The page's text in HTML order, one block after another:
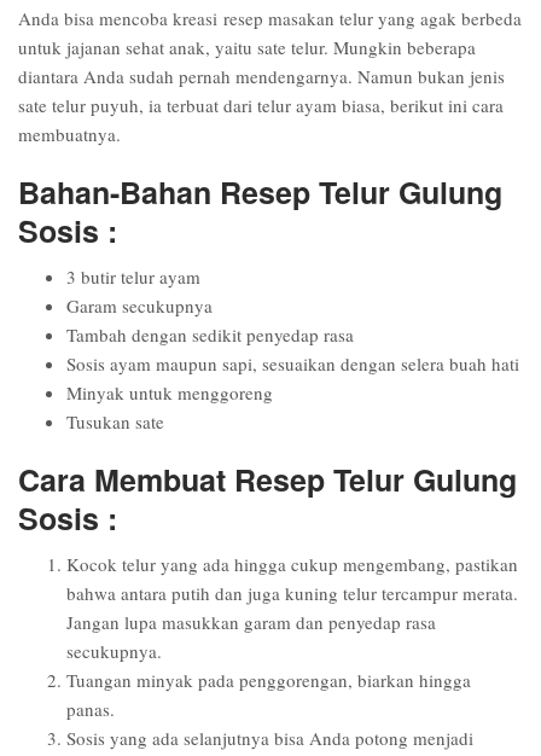
Anda bisa mencoba kreasi resep masakan telur yang agak berbeda
untuk jajanan sehat anak, yaitu sate telur. Mungkin beberapa
diantara Anda sudah pernah mendengarnya. Namun bukan jenis
sate telur puyuh, ia terbuat dari telur ayam biasa, berikut ini cara
membuatnya.
Bahan-Bahan Resep Telur Gulung
Sosis :
3 butir telur ayam
Garam secukupnya
Tambah dengan sedikit penyedap rasa
Sosis ayam maupun sapi, sesuaikan dengan selera buah hati
Minyak untuk menggoreng
Tusukan sate
Cara Membuat Resep Telur Gulung
Sosis :
Kocok telur yang ada hingga cukup mengembang, pastikan
bahwa antara putih dan juga kuning telur tercampur merata.
Jangan lupa masukkan garam dan penyedap rasa
secukupnya.
Tuangan minyak pada penggorengan, biarkan hingga
panas.
Sosis yang ada selanjutnya bisa Anda potong menjadi